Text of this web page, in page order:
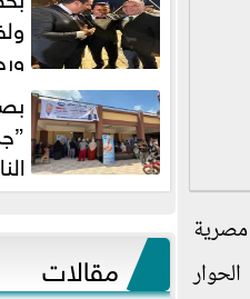
مصرية
النائبان وليد
والبروفيسور
مقالات